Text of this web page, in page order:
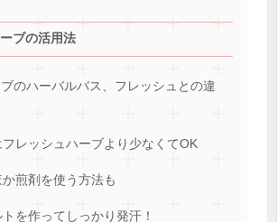
ーブの活用法
ブのハーバルバス、フレッシュとの違
レッシュハーブより少なくてOK
煎剤を使う方法も
を作ってしっかり発汗！